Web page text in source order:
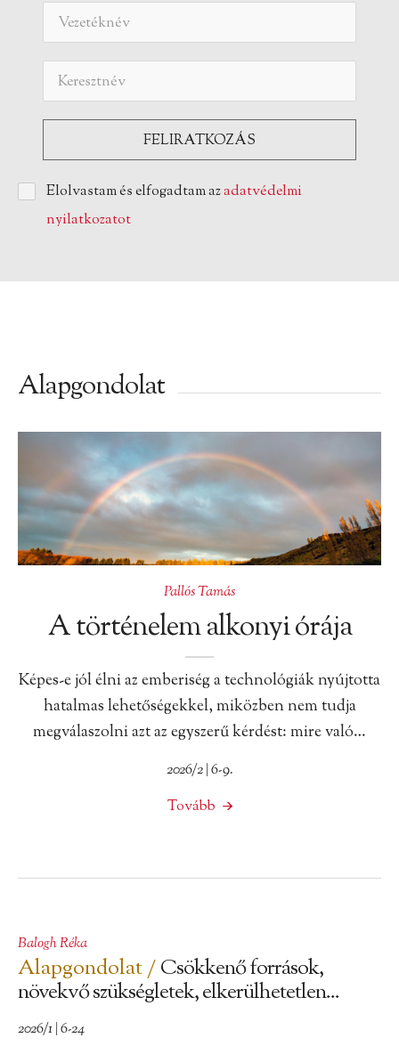
Elolvastam és elfogadtam azadatvédelmi
nyilatkozatot
Alapgondolat
Pallós Tamás
A történelem alkonyi órája
Képes-e jól élni az emberiség a technológiák nyújtotta
hatalmas lehetőségekkel, miközben nem tudja
megválaszolni azt az egyszerű kérdést: mire való…
2026/2 | 6-9.
Tovább
Balogh Réka
Alapgondolat /Csökkenő források,
növekvő szükségletek, elkerülhetetlen...
2026/1 | 6-24